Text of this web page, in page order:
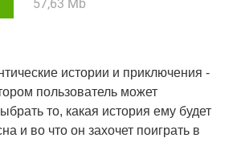
57,63 Mb
истории и приключения -
пользователь может
то, какая история ему будет
и во что он захочет поиграть в